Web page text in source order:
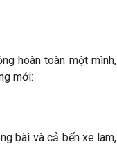
hoàn toàn một mình,
mới:
bài và cả bến xe lam,